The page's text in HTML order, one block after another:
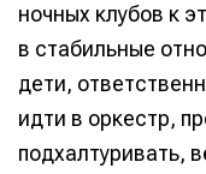
ночных клубов к
в стабильные
дети,
идти в оркестр,
подхалтуривать,